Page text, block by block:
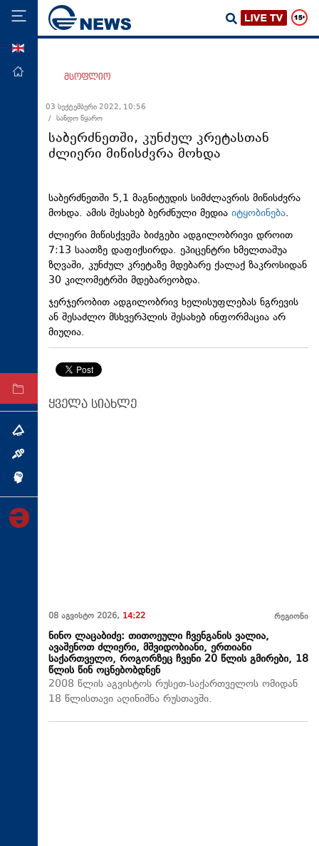
მთავარი
ეკონომიკა
მსოფლიო
სამართალი
თავდაცვა
რეგიონი
კულტურა
სპორტი
ტექნოლოგიები
მსოფლიო
03 სექტემბერი 2022, 10:56
/ სანდო წყარო
საბერძნეთში, კუნძულ კრეტასთან
ძლიერი მიწისძვრა მოხდა
საბერძნეთში 5,1 მაგნიტუდის სიმძლავრის მიწისძვრა
მოხდა. ამის შესახებ ბერძნული მედია იტყობინება.
ძლიერი მიწისქვეშა ბიძგები ადგილობრივი დროით
7:13 საათზე დაფიქსირდა. ეპიცენტრი ხმელთაშუა
ზღვაში, კუნძულ კრეტაზე მდებარე ქალაქ ზაკროსიდან
30 კილომეტრში მდებარეობდა.
ჯერჯერობით ადგილობრივ ხელისუფლებას ნგრევის
ან შესაძლო მსხვერპლის შესახებ ინფორმაცია არ
მიუღია.
ყველა სიახლე
08 აგვისტო 2026, 14:22 რეგიონი
ნინო ლაცაბიძე: თითოეული ჩვენგანის ვალია,
ავაშენოთ ძლიერი, მშვიდობიანი, ერთიანი
საქართველო, როგორზეც ჩვენი 20 წლის გმირები, 18
წლის წინ ოცნებობდნენ
2008 წლის აგვისტოს რუსეთ-საქართველოს ომიდან
18 წლისთავი აღინიშნა რუსთავში.